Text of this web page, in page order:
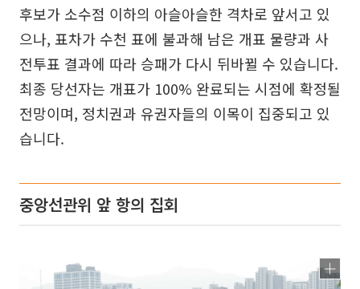
후보가 소수점 이하의 아슬아슬한 격차로 앞서고 있
으나, 표차가 수천 표에 불과해 남은 개표 물량과 사
전투표 결과에 따라 승패가 다시 뒤바뀔 수 있습니다.
최종 당선자는 개표가 100% 완료되는 시점에 확정될
전망이며, 정치권과 유권자들의 이목이 집중되고 있
습니다.
중앙선관위 앞 항의 집회